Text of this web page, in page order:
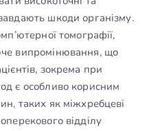
шкоди організму.
томографії,
випромінювання, що
зокрема при
є особливо корисним
таких як міжхребцеві
відділу